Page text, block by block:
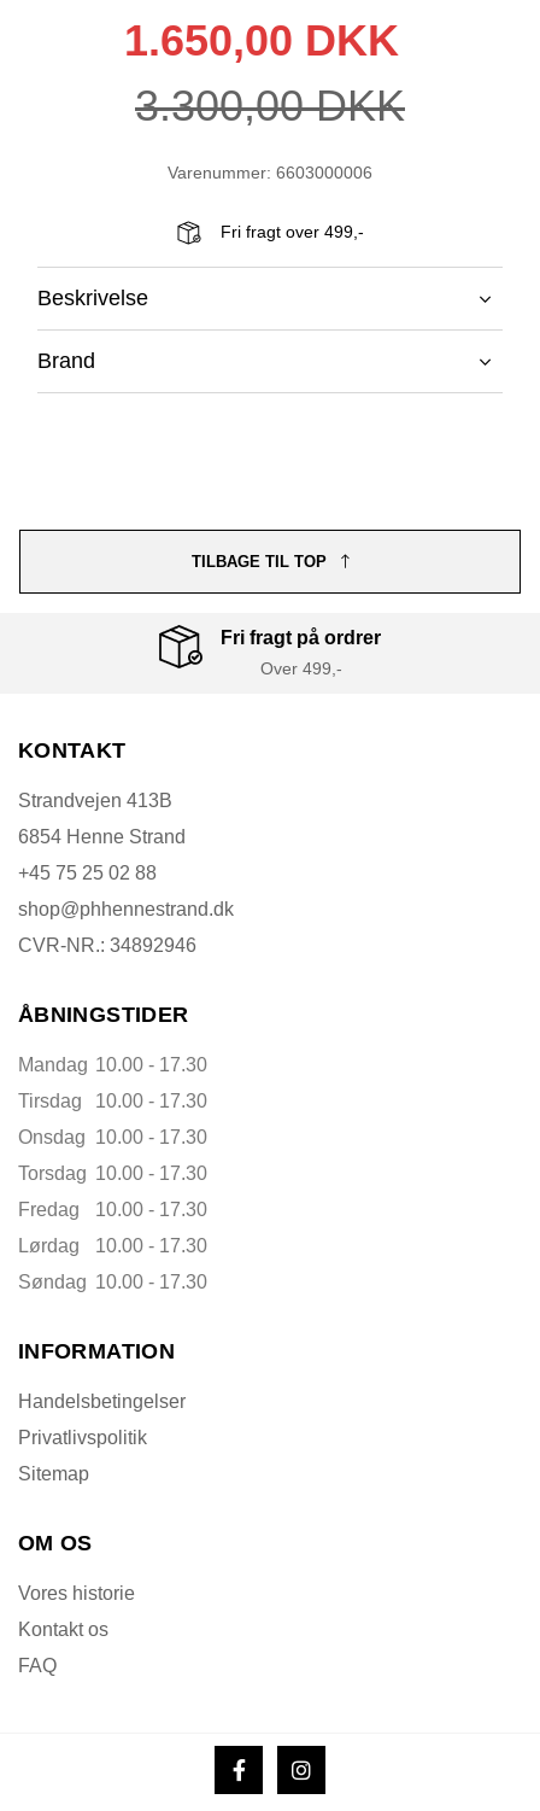
1.650,00 DKK
3.300,00 DKK
Varenummer: 6603000006
Fri fragt over 499,-
Beskrivelse
Brand
TILBAGE TIL TOP
Fri fragt på ordrer
Over 499,-
KONTAKT
Strandvejen 413B
6854 Henne Strand
+45 75 25 02 88
shop@phhennestrand.dk
CVR-NR.: 34892946
ÅBNINGSTIDER
Mandag 10.00 - 17.30
Tirsdag
10.00 - 17.30
Onsdag 10.00 - 17.30
Torsdag 10.00 - 17.30
Fredag
10.00 - 17.30
Lørdag
10.00 - 17.30
Søndag 10.00 - 17.30
INFORMATION
Handelsbetingelser
Privatlivspolitik
Sitemap
OM OS
Vores historie
Kontakt os
FAQ